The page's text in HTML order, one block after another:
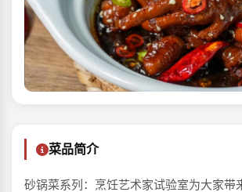
菜品简介
砂锅菜系列：烹饪艺术家试验室为大家带